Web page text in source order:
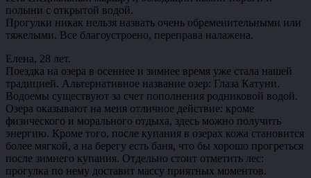
полыни с открытой водой.
Прогулки никак нельзя назвать очень обременительными или
тяжелыми. Все благоустроено, переправа налажена.
Елена, 28 лет.
Поездка на озера в осеннее и зимнее время уже стала нашей
традицией. Альтернативное название озер: Глаза Катуни.
Водоемы существуют за счет пополнения родниковой водой.
Озера оказывают на меня отличное действие: кроме
физического и морального отдыха, здесь можно получить
энергию. Кроме того, после купания в озерах кожа становится
более мягкой, а на берегу есть баня, что бы хорошо прогреться
после зимнего купания. Отдельно стоит отметить лес:
прогулка по нему доставит массу приятных моментов.